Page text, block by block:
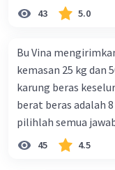
modernisasi dalam
Kegiatan manusia
modernisasi di
terhadap pola pikir
proses
kesalahan
menganggap jika
arti dari globalisasi
43 5.0
Bu Vina
kemasan 25 kg dan
karung beras
berat beras adalah
pilihlah semua
dari satu. Banyak
buah. Banyak
45 4.5